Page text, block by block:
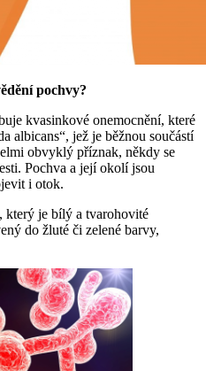
pochvy?
kvasinkové onemocnění, které
albicans“, jež je běžnou součástí
obvyklý příznak, někdy se
Pochva a její okolí jsou
i otok.
je bílý a tvarohovité
do žluté či zelené barvy,